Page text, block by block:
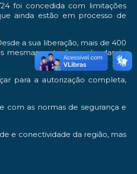
foi concedida com limitações
ainda estão em processo de
a sua liberação, mais de 400
restrições aplicadas às
para a autorização completa,
com as normas de segurança e
e conectividade da região, mas